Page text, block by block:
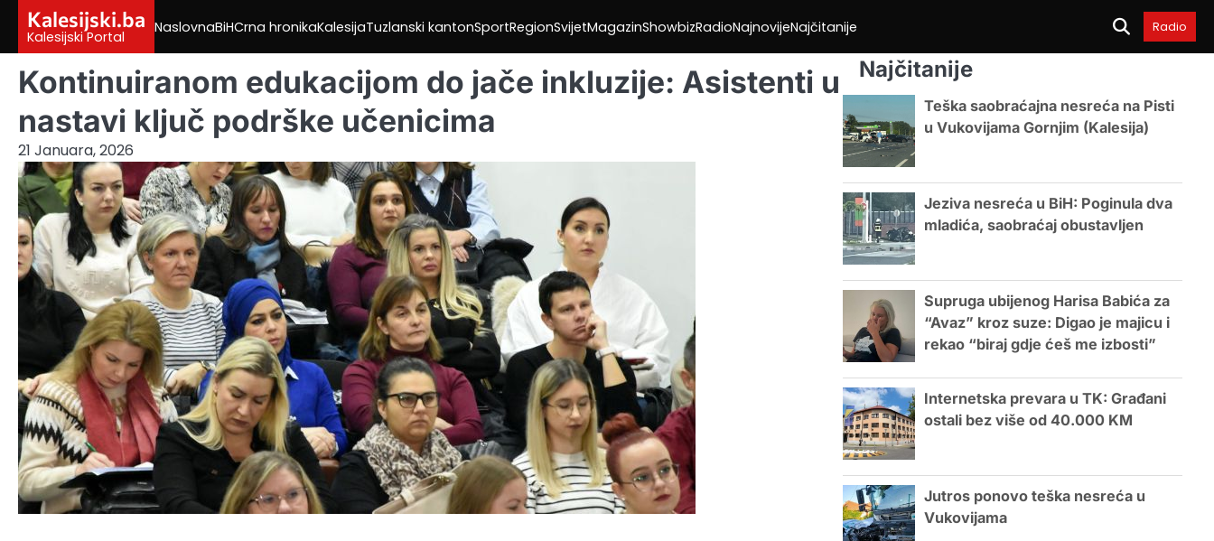
content
Kalesijski.ba
Kalesijski Portal
NaslovnaBiHCrna hronikaKalesijaTuzlanski kantonSportRegionSvijetMagazinShowbizRadioNajnovijeNajčitanije Radio
Kontinuiranom edukacijom do jače inkluzije: Asistenti u
nastavi ključ podrške učenicima
21 Januara, 2026
Najčitanije
Teška saobraćajna nesreća na Pisti
u Vukovijama Gornjim (Kalesija)
Jeziva nesreća u BiH: Poginula dva
mladića, saobraćaj obustavljen
Supruga ubijenog Harisa Babića za
“Avaz” kroz suze: Digao je majicu i
rekao “biraj gdje ćeš me izbosti”
Internetska prevara u TK: Građani
ostali bez više od 40.000 KM
Jutros ponovo teška nesreća u
Vukovijama